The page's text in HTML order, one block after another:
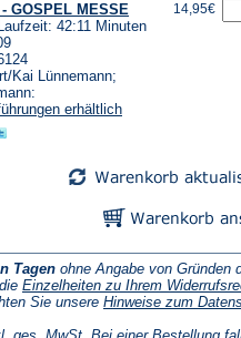
GOSPEL MESSE
42:11 Minuten
Kai Lünnemann;
erhältlich
14,95€
Tagen ohne Angabe von Gründen
Einzelheiten zu Ihrem
Sie unsere Hinweise zum